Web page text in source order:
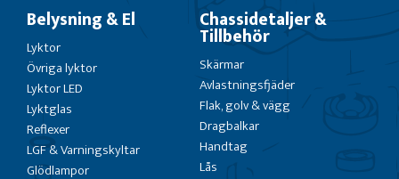
Belysning & El
Lyktor
Övriga lyktor
Lyktor LED
Lyktglas
Reflexer
LGF & Varningskyltar
Glödlampor
Chassidetaljer &
Tillbehör
Skärmar
Avlastningsfjäder
Flak, golv & vägg
Dragbalkar
Handtag
Lås